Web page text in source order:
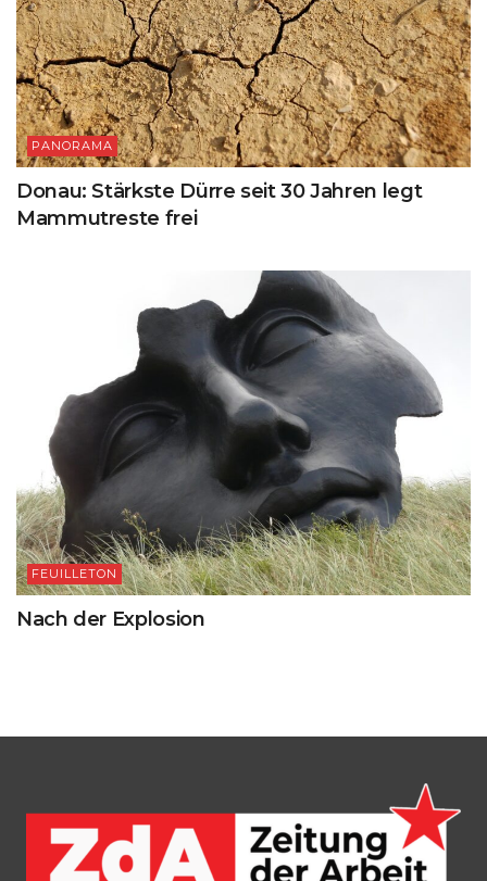
PANORAMA
Donau: Stärkste Dürre seit 30 Jahren legt
Mammutreste frei
FEUILLETON
Nach der Explosion